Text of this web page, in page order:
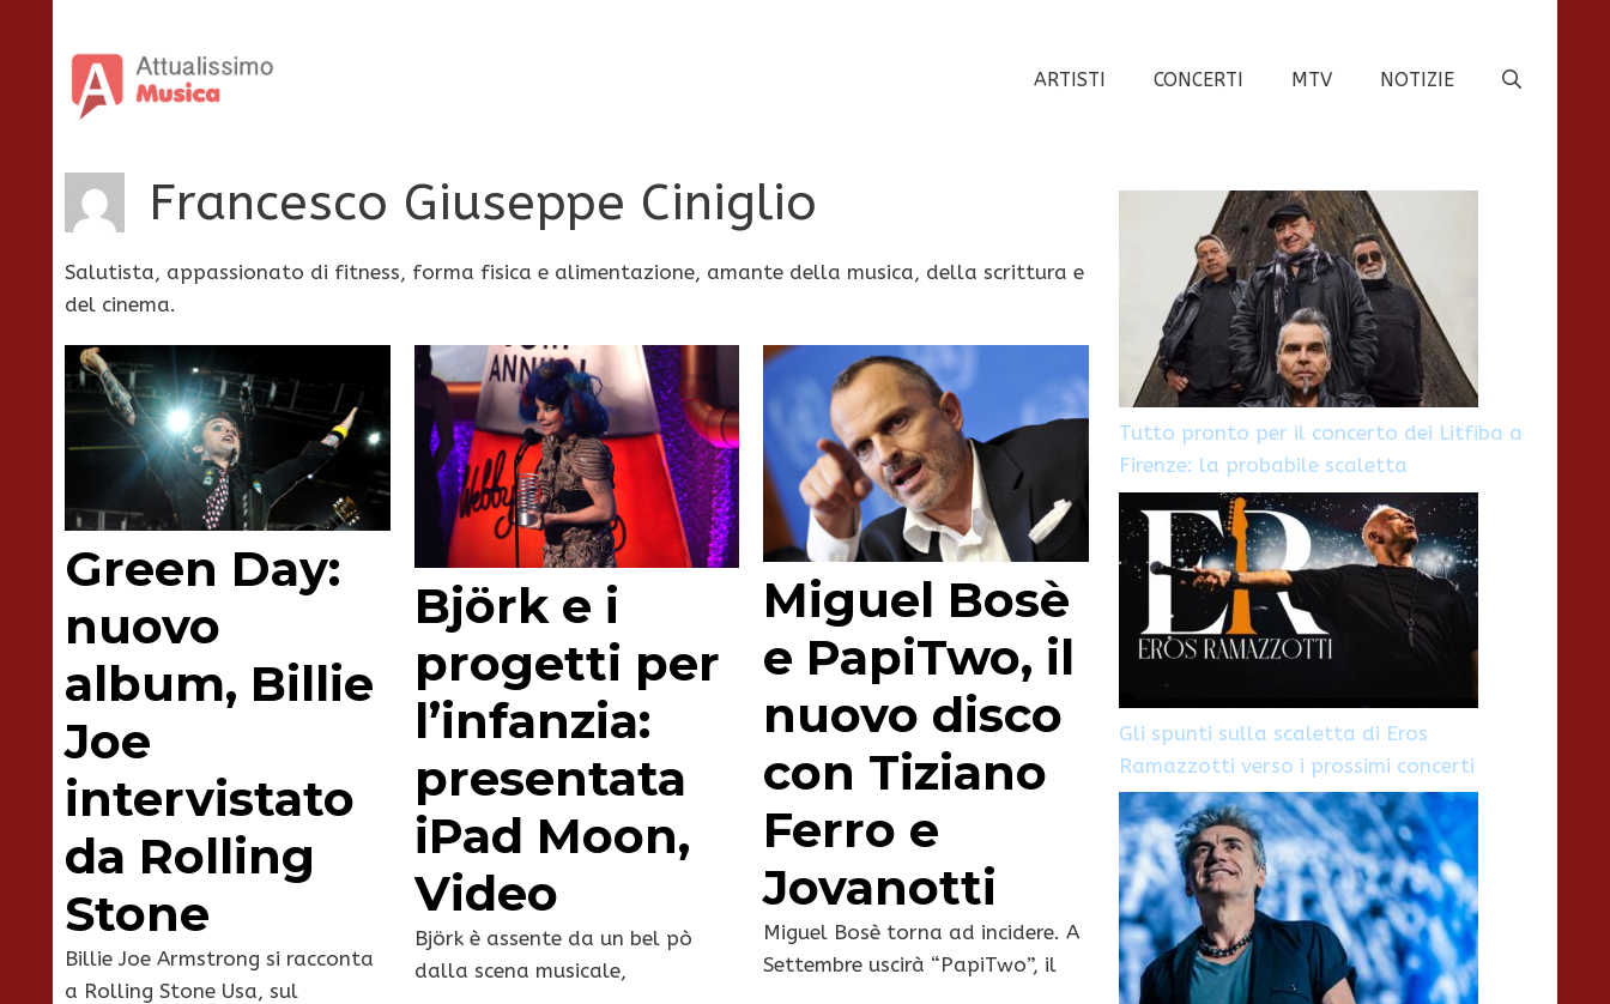
contenuto
ARTISTI CONCERTI MTV NOTIZIE
Francesco Giuseppe Ciniglio
Salutista, appassionato di fitness, forma fisica e alimentazione, amante della musica, della scrittura e
del cinema.
Green Day:
nuovo
album, Billie
Joe
intervistato
da Rolling
Stone
Billie Joe Armstrong si racconta
a Rolling Stone Usa, sul
Björk e i
progetti per
l’infanzia:
presentata
iPad Moon,
Video
Björk è assente da un bel pò
dalla scena musicale,
Miguel Bosè
e PapiTwo, il
nuovo disco
con Tiziano
Ferro e
Jovanotti
Miguel Bosè torna ad incidere. A
Settembre uscirà “PapiTwo”, il
Tutto pronto per il concerto dei Litfiba a
Firenze: la probabile scaletta
Gli spunti sulla scaletta di Eros
Ramazzotti verso i prossimi concerti